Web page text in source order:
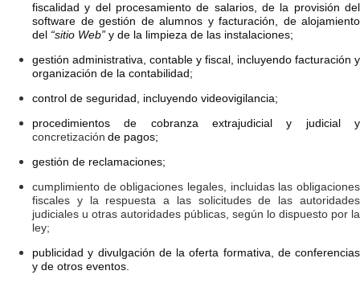
fiscalidad y del procesamiento de salarios, de la provisión del
software de gestión de alumnos y facturación, de alojamiento
del “sitio Web” y de la limpieza de las instalaciones;
gestión administrativa, contable y fiscal, incluyendo facturación y
organización de la contabilidad;
control de seguridad, incluyendo videovigilancia;
procedimientos de cobranza extrajudicial y judicial y
concretización de pagos;
gestión de reclamaciones;
cumplimiento de obligaciones legales, incluidas las obligaciones
fiscales y la respuesta a las solicitudes de las autoridades
judiciales u otras autoridades públicas, según lo dispuesto por la
ley;
publicidad y divulgación de la oferta formativa, de conferencias
y de otros eventos.